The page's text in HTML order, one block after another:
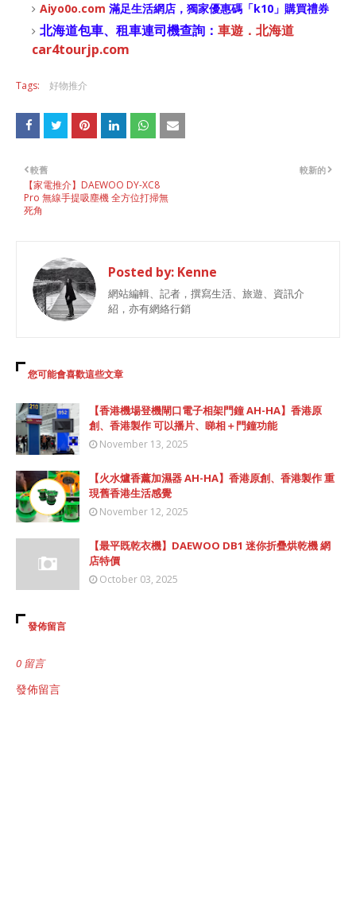
Aiyo0o.com 滿足生活網店， 獨家優惠碼「k10 」購買禮券
北海道包車、租車連司機查詢： 車遊．北海道
car4tourjp.com
Tags: 好物推介
較新的
較舊
【家電推介】DAEWOO DY-XC8
Pro 無線手提吸塵機 全方位打掃無
死角
Posted by: Kenne
網站編輯、記者，撰寫生活、旅遊、資訊介
紹，亦有網絡行銷
您可能會喜歡這些文章
【香港機場登機閘口電子相架門鐘 AH-HA】香港原
創、香港製作 可以播片、睇相＋門鐘功能
November 13, 2025
【火水爐香薰加濕器 AH-HA】香港原創、香港製作 重
現舊香港生活感覺
November 12, 2025
【最平既乾衣機】DAEWOO DB1 迷你折疊烘乾機 網
店特價
October 03, 2025
發佈留言
0 留言
發佈留言